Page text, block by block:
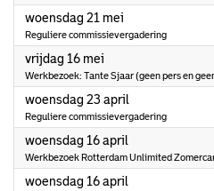
woensdag 21 mei
Reguliere commissievergadering
vrijdag 16 mei
Werkbezoek: Tante Sjaar (geen pers en
woensdag 23 april
Reguliere commissievergadering
woensdag 16 april
Werkbezoek Rotterdam Unlimited
woensdag 16 april